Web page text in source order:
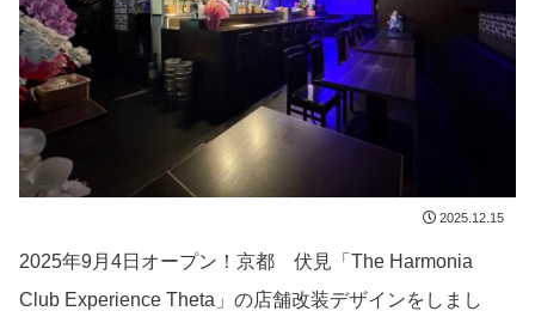
2025.12.15
2025年9月4日オープン！京都 伏見「The Harmonia
Club Experience Theta」の店舗改装デザインをしまし